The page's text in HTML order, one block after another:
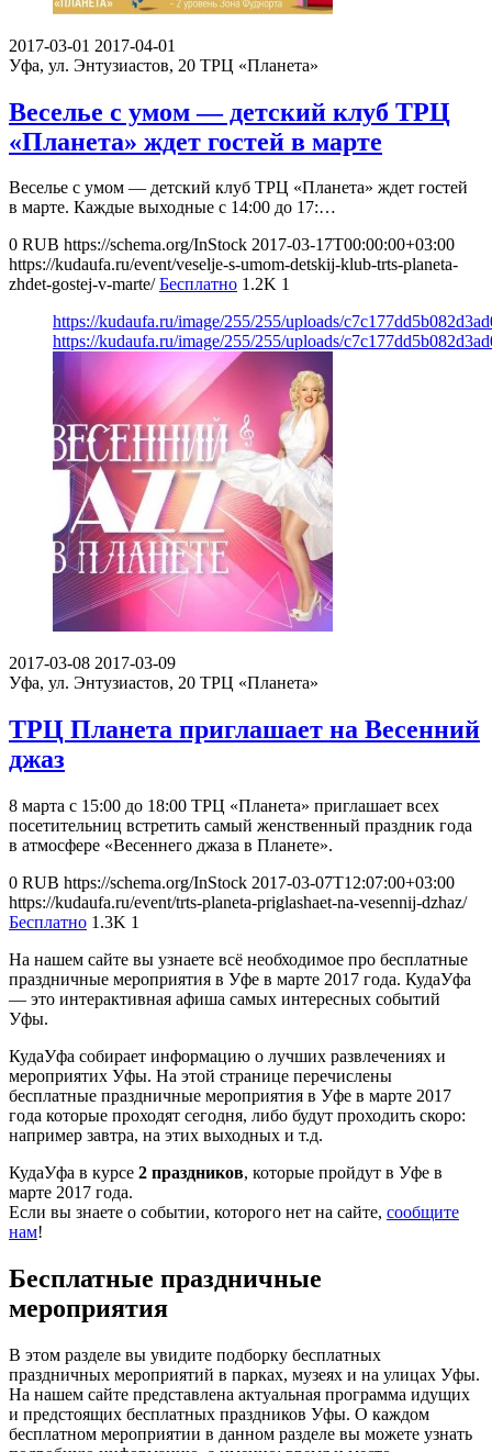
2017-03-01 2017-04-01
Уфа, ул. Энтузиастов, 20 ТРЦ «Планета»
Веселье с умом — детский клуб ТРЦ
«Планета» ждет гостей в марте
Веселье с умом — детский клуб ТРЦ «Планета» ждет гостей
в марте. Каждые выходные с 14:00 до 17:…
0 RUB https://schema.org/InStock 2017-03-17T00:00:00+03:00
https://kudaufa.ru/event/veselje-s-umom-detskij-klub-trts-planeta-
zhdet-gostej-v-marte/ Бесплатно 1.2K 1
https://kudaufa.ru/image/255/255/uploads/
https://kudaufa.ru/image/255/255/uploads/
2017-03-08 2017-03-09
Уфа, ул. Энтузиастов, 20 ТРЦ «Планета»
ТРЦ Планета приглашает на Весенний
джаз
8 марта с 15:00 до 18:00 ТРЦ «Планета» приглашает всех
посетительниц встретить самый женственный праздник года
в атмосфере «Весеннего джаза в Планете».
0 RUB https://schema.org/InStock 2017-03-07T12:07:00+03:00
https://kudaufa.ru/event/trts-planeta-priglashaet-na-vesennij-dzhaz/
Бесплатно 1.3K 1
На нашем сайте вы узнаете всё необходимое про бесплатные
праздничные мероприятия в Уфе в марте 2017 года. КудаУфа
— это интерактивная афиша самых интересных событий
Уфы.
КудаУфа собирает информацию о лучших развлечениях и
мероприятих Уфы. На этой странице перечислены
бесплатные праздничные мероприятия в Уфе в марте 2017
года которые проходят сегодня, либо будут проходить скоро:
например завтра, на этих выходных и т.д.
КудаУфа в курсе 2 праздников, которые пройдут в Уфе в
марте 2017 года.
Если вы знаете о событии, которого нет на сайте, сообщите
нам!
Бесплатные праздничные
мероприятия
В этом разделе вы увидите подборку бесплатных
праздничных мероприятий в парках, музеях и на улицах Уфы.
На нашем сайте представлена актуальная программа идущих
и предстоящих бесплатных праздников Уфы. О каждом
бесплатном мероприятии в данном разделе вы можете узнать